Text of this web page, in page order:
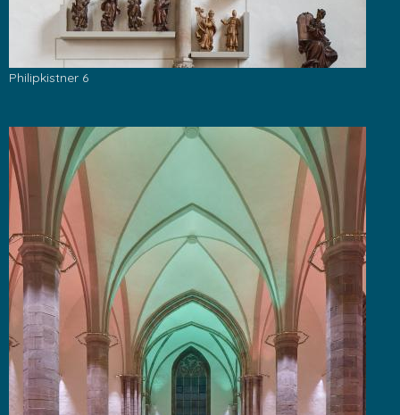
Philipkistner 6